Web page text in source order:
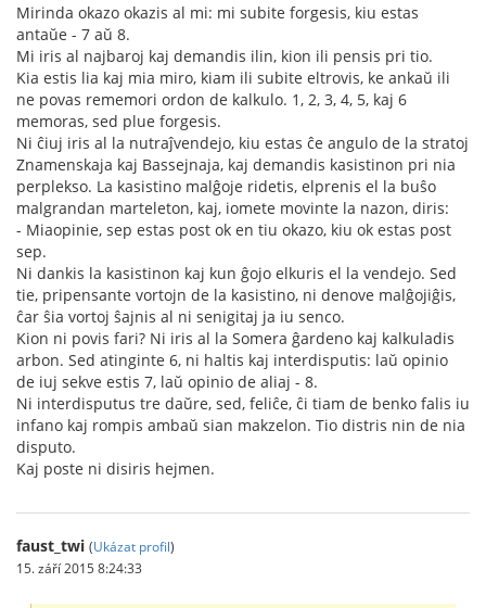
Mirinda okazo okazis al mi: mi subite forgesis, kiu estas
antaŭe - 7 aŭ 8.
Mi iris al najbaroj kaj demandis ilin, kion ili pensis pri tio.
Kia estis lia kaj mia miro, kiam ili subite eltrovis, ke ankaŭ ili
ne povas rememori ordon de kalkulo. 1, 2, 3, 4, 5, kaj 6
memoras, sed plue forgesis.
Ni ĉiuj iris al la nutraĵvendejo, kiu estas ĉe angulo de la stratoj
Znamenskaja kaj Bassejnaja, kaj demandis kasistinon pri nia
perplekso. La kasistino malĝoje ridetis, elprenis el la buŝo
malgrandan marteleton, kaj, iomete movinte la nazon, diris:
- Miaopinie, sep estas post ok en tiu okazo, kiu ok estas post
sep.
Ni dankis la kasistinon kaj kun ĝojo elkuris el la vendejo. Sed
tie, pripensante vortojn de la kasistino, ni denove malĝojiĝis,
ĉar ŝia vortoj ŝajnis al ni senigitaj ja iu senco.
Kion ni povis fari? Ni iris al la Somera ĝardeno kaj kalkuladis
arbon. Sed atinginte 6, ni haltis kaj interdisputis: laŭ opinio
de iuj sekve estis 7, laŭ opinio de aliaj - 8.
Ni interdisputus tre daŭre, sed, feliĉe, ĉi tiam de benko falis iu
infano kaj rompis ambaŭ sian makzelon. Tio distris nin de nia
disputo.
Kaj poste ni disiris hejmen.
faust_twi (Ukázat profil)
15. září 2015 8:24:33